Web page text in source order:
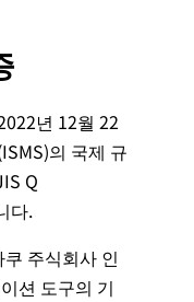
년 12월 22
의 국제 규
Q
다.
주식회사 인
션 도구의 기